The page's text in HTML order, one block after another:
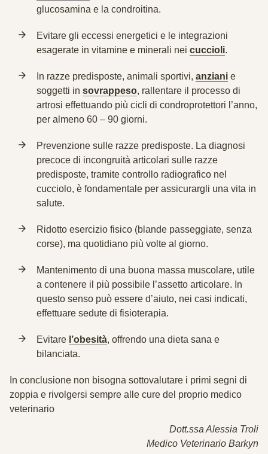
glucosamina e la condroitina.
Evitare gli eccessi energetici e le integrazioni
esagerate in vitamine e minerali nei cuccioli.
In razze predisposte, animali sportivi, anziani e
soggetti in sovrappeso, rallentare il processo di
artrosi effettuando più cicli di condroprotettori l’anno,
per almeno 60 – 90 giorni.
Prevenzione sulle razze predisposte. La diagnosi
precoce di incongruità articolari sulle razze
predisposte, tramite controllo radiografico nel
cucciolo, è fondamentale per assicurargli una vita in
salute.
Ridotto esercizio fisico (blande passeggiate, senza
corse), ma quotidiano più volte al giorno.
Mantenimento di una buona massa muscolare, utile
a contenere il più possibile l’assetto articolare. In
questo senso può essere d’aiuto, nei casi indicati,
effettuare sedute di fisioterapia.
Evitare l’obesità, offrendo una dieta sana e
bilanciata.
In conclusione non bisogna sottovalutare i primi segni di
zoppia e rivolgersi sempre alle cure del proprio medico
veterinario
Dott.ssa Alessia Troli
Medico Veterinario Barkyn